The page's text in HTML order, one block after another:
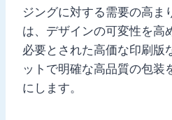
ジングに対する需要の高ま
は、デザインの可変性を高
必要とされた高価な印刷版
ットで明確な高品質の包装
にします。